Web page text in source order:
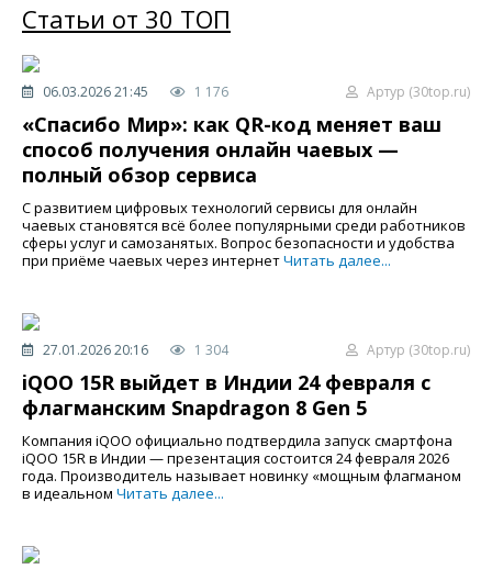
Статьи от 30 ТОП
06.03.2026 21:45 1 176 Артур (30top.ru)
«Спасибо Мир»: как QR-код меняет ваш
способ получения онлайн чаевых —
полный обзор сервиса
С развитием цифровых технологий сервисы для онлайн
чаевых становятся всё более популярными среди работников
сферы услуг и самозанятых. Вопрос безопасности и удобства
при приёме чаевых через интернетЧитать далее...
27.01.2026 20:16 1 304 Артур (30top.ru)
iQOO 15R выйдет в Индии 24 февраля с
флагманским Snapdragon 8 Gen 5
Компания iQOO официально подтвердила запуск смартфона
iQOO 15R в Индии — презентация состоится 24 февраля 2026
года. Производитель называет новинку «мощным флагманом
в идеальном Читать далее...